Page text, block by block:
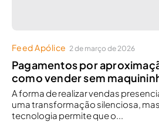
Feed Apólice 2 de março de 2026
Pagamentos por
como vender sem
A forma de realizar vendas
uma transformação silenciosa,
tecnologia permite que o...